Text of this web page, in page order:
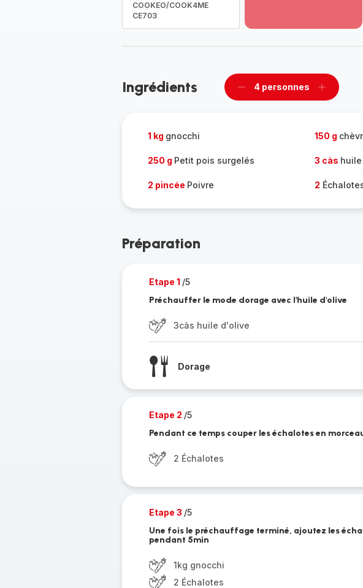
COOKEO/COOK4ME
CE703
complète
Ingrédients
Supprimer
4 personnes
Ajouter
1 kg gnocchi 150 g
250 g Petit pois surgelés 3 càs
2 pincée Poivre 2
Préparation
Etape 1 /5
Préchauffer le mode dorage avec l'huile d'olive
3càs huile d'olive
Dorage
Etape 2 /5
Pendant ce temps couper les échalotes en
2 Échalotes
Etape 3 /5
Une fois le préchauffage terminé, ajoutez les
pendant 5min
1kg gnocchi
2 Échalotes